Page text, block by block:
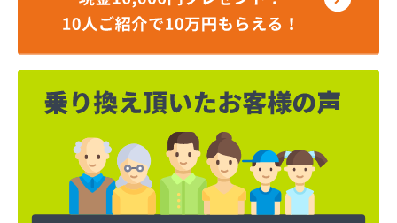
井ゲ田電器店
塩釜ガス株式会社
岡田燃料店
岡本商店
柿沼米穀店
株式会社アイザワ
株式会社アストモスガスセンター東北
株式会社アベキ
株式会社アベキ 塩釜営業所
株式会社アベキ 女川・石巻営業所